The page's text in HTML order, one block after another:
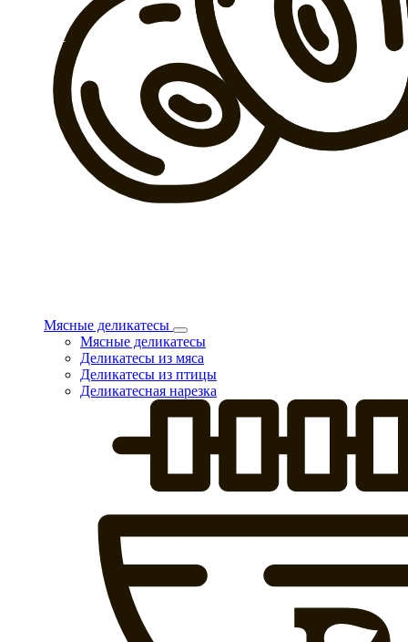
Мясные деликатесы
Мясные деликатесы
Деликатесы из мяса
Деликатесы из птицы
Деликатесная нарезка